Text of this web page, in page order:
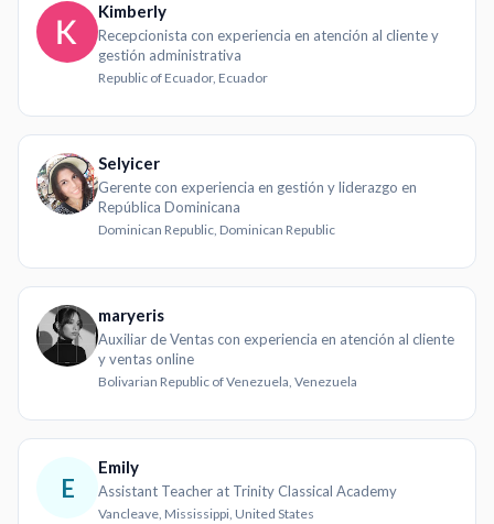
Kimberly
Recepcionista con experiencia en atención al cliente y
gestión administrativa
Republic of Ecuador, Ecuador
Selyicer
Gerente con experiencia en gestión y liderazgo en
República Dominicana
Dominican Republic, Dominican Republic
maryeris
Auxiliar de Ventas con experiencia en atención al cliente
y ventas online
Bolivarian Republic of Venezuela, Venezuela
E
Emily
Assistant Teacher at Trinity Classical Academy
Vancleave, Mississippi, United States